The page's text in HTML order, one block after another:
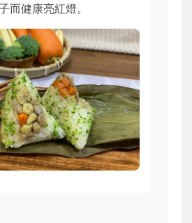
而健康亮紅燈。